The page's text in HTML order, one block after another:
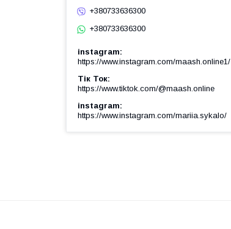
+380733636300
+380733636300
instagram
https://www.instagram.com/maash.online1/
Тік Ток
https://www.tiktok.com/@maash.online
instagram
https://www.instagram.com/mariia.sykalo/